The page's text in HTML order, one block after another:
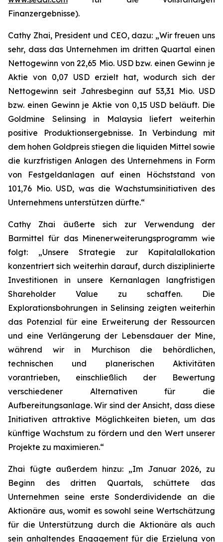
Finanzergebnisse).
Cathy Zhai, President und CEO, dazu: „Wir freuen uns
sehr, dass das Unternehmen im dritten Quartal einen
Nettogewinn von 22,65 Mio. USD bzw. einen Gewinn je
Aktie von 0,07 USD erzielt hat, wodurch sich der
Nettogewinn seit Jahresbeginn auf 53,31 Mio. USD
bzw. einen Gewinn je Aktie von 0,15 USD beläuft. Die
Goldmine Selinsing in Malaysia liefert weiterhin
positive Produktionsergebnisse. In Verbindung mit
dem hohen Goldpreis stiegen die liquiden Mittel sowie
die kurzfristigen Anlagen des Unternehmens in Form
von Festgeldanlagen auf einen Höchststand von
101,76 Mio. USD, was die Wachstumsinitiativen des
Unternehmens unterstützen dürfte.“
Cathy Zhai äußerte sich zur Verwendung der
Barmittel für das Minenerweiterungsprogramm wie
folgt: „Unsere Strategie zur Kapitalallokation
konzentriert sich weiterhin darauf, durch disziplinierte
Investitionen in unsere Kernanlagen langfristigen
Shareholder Value zu schaffen. Die
Explorationsbohrungen in Selinsing zeigten weiterhin
das Potenzial für eine Erweiterung der Ressourcen
und eine Verlängerung der Lebensdauer der Mine,
während wir in Murchison die behördlichen,
technischen und planerischen Aktivitäten
vorantrieben, einschließlich der Bewertung
verschiedener Alternativen für die
Aufbereitungsanlage. Wir sind der Ansicht, dass diese
Initiativen attraktive Möglichkeiten bieten, um das
künftige Wachstum zu fördern und den Wert unserer
Projekte zu maximieren.“
Zhai fügte außerdem hinzu: „Im Januar 2026, zu
Beginn des dritten Quartals, schüttete das
Unternehmen seine erste Sonderdividende an die
Aktionäre aus, womit es sowohl seine Wertschätzung
für die Unterstützung durch die Aktionäre als auch
sein anhaltendes Engagement für die Erzielung von